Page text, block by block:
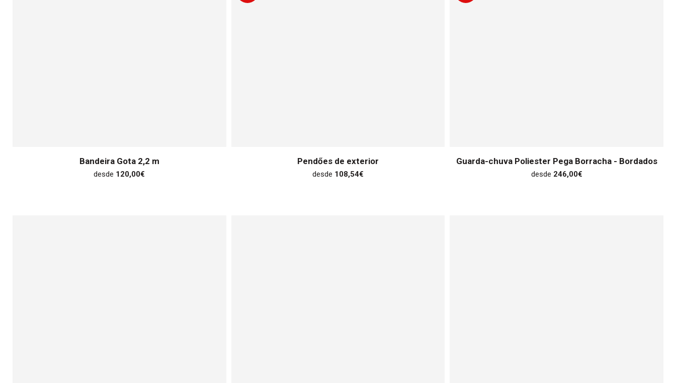
Bandeira Gota 2,2 m
desde 120,00€
Pendőes de exterior
desde 108,54€
Guarda-chuva Poliester Pega Borracha - Bordados
desde 246,00€